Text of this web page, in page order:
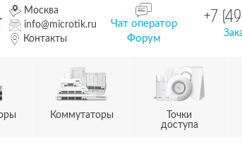
Москва
info@microtik.ru
Контакты
Чат оператор
Форум
+7
Коммутаторы
Точки
доступа